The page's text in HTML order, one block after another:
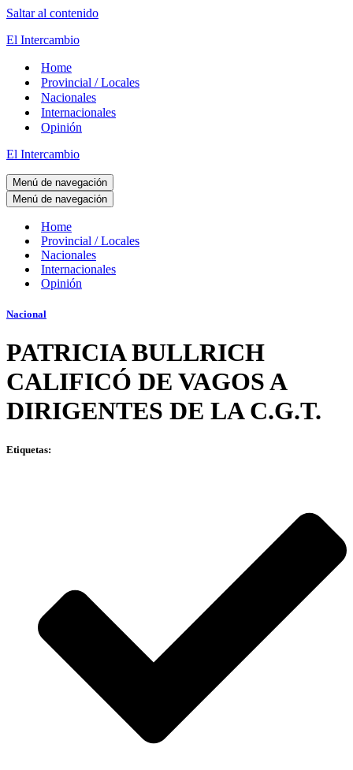
Saltar al contenido
El Intercambio
Home
Provincial / Locales
Nacionales
Internacionales
Opinión
El Intercambio
Menú de navegación
Menú de navegación
Home
Provincial / Locales
Nacionales
Internacionales
Opinión
Nacional
PATRICIA BULLRICH
CALIFICÓ DE VAGOS A
DIRIGENTES DE LA C.G.T.
Etiquetas: